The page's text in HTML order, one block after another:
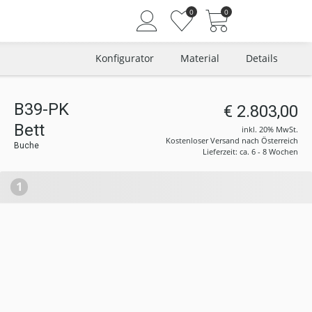
Neuer Kunde? Jetzt registrieren
0 0
Konfigurator Material Details
B39-PK
Bett
Buche
€ 2.803,00
inkl. 20% MwSt.
Kostenloser Versand nach Österreich
Lieferzeit: ca. 6 - 8 Wochen
1